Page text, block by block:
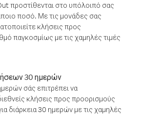
προστίθενται στο υπόλοιπό σας
ποσό. Με τις μονάδες σας
κλήσεις προς
παγκοσμίως με τις χαμηλές τιμές
30 ημερών
σάς επιτρέπει να
κλήσεις προς προορισμούς
διάρκεια 30 ημερών με τις χαμηλές